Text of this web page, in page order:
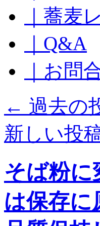
｜蕎麦
｜Q&A
｜お問
← 過去の
新しい投
そば粉に
は保存に